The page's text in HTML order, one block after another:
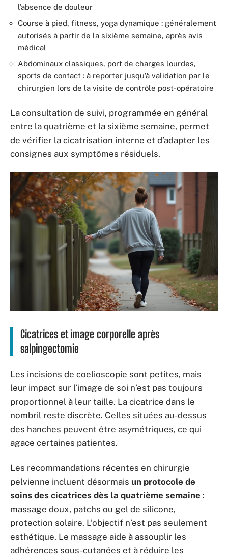
l’absence de douleur
Course à pied, fitness, yoga dynamique : généralement
autorisés à partir de la sixième semaine, après avis
médical
Abdominaux classiques, port de charges lourdes,
sports de contact : à reporter jusqu’à validation par le
chirurgien lors de la visite de contrôle post-opératoire
La consultation de suivi, programmée en général
entre la quatrième et la sixième semaine, permet
de vérifier la cicatrisation interne et d’adapter les
consignes aux symptômes résiduels.
Cicatrices et image corporelle après
salpingectomie
Les incisions de coelioscopie sont petites, mais
leur impact sur l’image de soi n’est pas toujours
proportionnel à leur taille. La cicatrice dans le
nombril reste discrète. Celles situées au-dessus
des hanches peuvent être asymétriques, ce qui
agace certaines patientes.
Les recommandations récentes en chirurgie
pelvienne incluent désormais un protocole de
soins des cicatrices dès la quatrième semaine :
massage doux, patchs ou gel de silicone,
protection solaire. L’objectif n’est pas seulement
esthétique. Le massage aide à assouplir les
adhérences sous-cutanées et à réduire les